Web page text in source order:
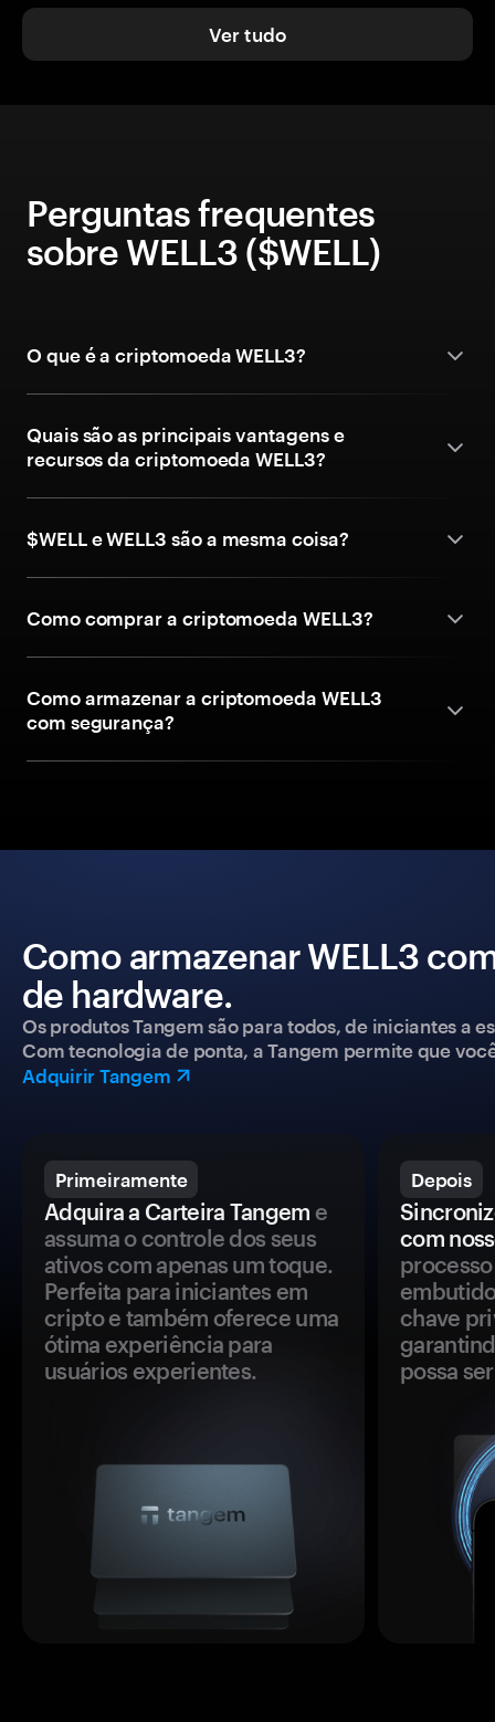
Ver tudo
Perguntas frequentes
sobre WELL3 ($WELL)
O que é a criptomoeda WELL3?
Quais são as principais vantagens e
recursos da criptomoeda WELL3?
$WELL e WELL3 são a mesma coisa?
Como comprar a criptomoeda WELL3?
Como armazenar a criptomoeda WELL3
com segurança?
Como armazenar WELL3
de hardware.
Os produtos Tangem são para todos, de iniciantes a
Com tecnologia de ponta, a Tangem permite que
Adquirir Tangem
Primeiramente
Adquira a Carteira Tangem e
assuma o controle dos seus
ativos com apenas um toque.
Perfeita para iniciantes em
cripto e também oferece uma
ótima experiência para
usuários experientes.
Depois
com
chave
possa